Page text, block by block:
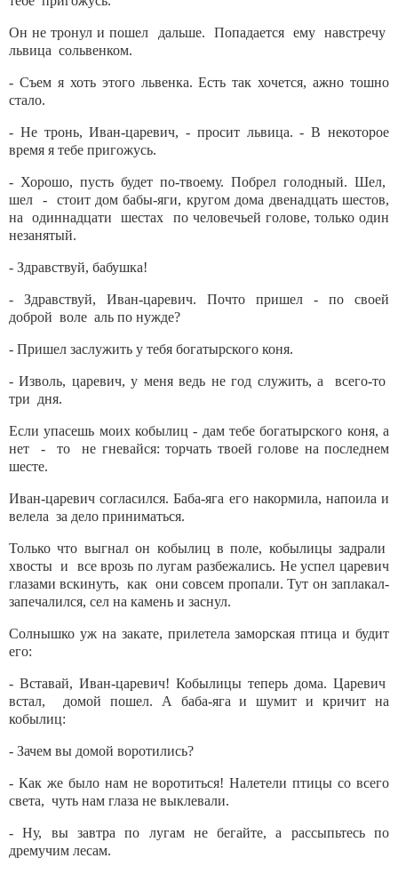
Он не тронул и пошел дальше. Попадается ему навстречу
львица сольвенком.
- Съем я хоть этого львенка. Есть так хочется, ажно тошно
стало.
- Не тронь, Иван-царевич, - просит львица. - В некоторое
время я тебе пригожусь.
- Хорошо, пусть будет по-твоему. Побрел голодный. Шел,
шел - стоит дом бабы-яги, кругом дома двенадцать шестов,
на одиннадцати шестах по человечьей голове, только один
незанятый.
- Здравствуй, бабушка!
- Здравствуй, Иван-царевич. Почто пришел - по своей
доброй воле аль по нужде?
- Пришел заслужить у тебя богатырского коня.
- Изволь, царевич, у меня ведь не год служить, а всего-то
три дня.
Если упасешь моих кобылиц - дам тебе богатырского коня, а
нет - то не гневайся: торчать твоей голове на последнем
шесте.
Иван-царевич согласился. Баба-яга его накормила, напоила и
велела за дело приниматься.
Только что выгнал он кобылиц в поле, кобылицы задрали
хвосты и все врозь по лугам разбежались. Не успел царевич
глазами вскинуть, как они совсем пропали. Тут он заплакал-
запечалился, сел на камень и заснул.
Солнышко уж на закате, прилетела заморская птица и будит
его:
- Вставай, Иван-царевич! Кобылицы теперь дома. Царевич
встал, домой пошел. А баба-яга и шумит и кричит на
кобылиц:
- Зачем вы домой воротились?
- Как же было нам не воротиться! Налетели птицы со всего
света, чуть нам глаза не выклевали.
- Ну, вы завтра по лугам не бегайте, а рассыпьтесь по
дремучим лесам.